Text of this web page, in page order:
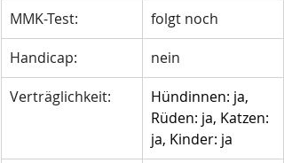
MMK-Test:
folgt noch
Handicap:
nein
Verträglichkeit:
Hündinnen: ja,
Rüden: ja, Katzen:
ja, Kinder: ja